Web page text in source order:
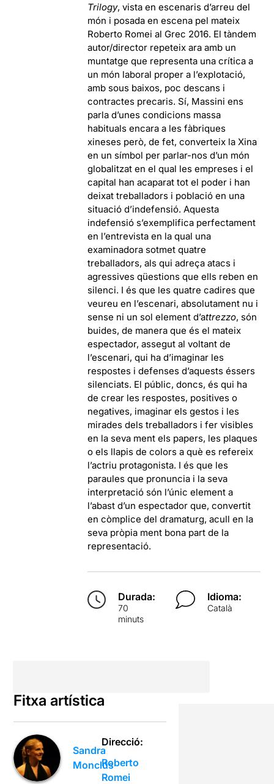
Trilogy, vista en escenaris d’arreu del
món i posada en escena pel mateix
Roberto Romei al Grec 2016. El tàndem
autor/director repeteix ara amb un
muntatge que representa una crítica a
un món laboral proper a l’explotació,
amb sous baixos, poc descans i
contractes precaris. Sí, Massini ens
parla d’unes condicions massa
habituals encara a les fàbriques
xineses però, de fet, converteix la Xina
en un símbol per parlar-nos d’un món
globalitzat en el qual les empreses i el
capital han acaparat tot el poder i han
deixat treballadors i població en una
situació d’indefensió. Aquesta
indefensió s’exemplifica perfectament
en l’entrevista en la qual una
examinadora sotmet quatre
treballadors, als qui adreça atacs i
agressives qüestions que ells reben en
silenci. I és que les quatre cadires que
veureu en l’escenari, absolutament nu i
sense ni un sol element d’attrezzo, són
buides, de manera que és el mateix
espectador, assegut al voltant de
l’escenari, qui ha d’imaginar les
respostes i defenses d’aquests éssers
silenciats. El públic, doncs, és qui ha
de crear les respostes, positives o
negatives, imaginar els gestos i les
mirades dels treballadors i fer visibles
en la seva ment els papers, les plaques
o els llapis de colors a què es refereix
l’actriu protagonista. I és que les
paraules que pronuncia i la seva
interpretació són l’únic element a
l’abast d’un espectador que, convertit
en còmplice del dramaturg, acull en la
seva pròpia ment bona part de la
representació.
Durada:
70
minuts
Idioma:
Català
Fitxa artística
Sandra
Monclús
Direcció:
Roberto
Romei